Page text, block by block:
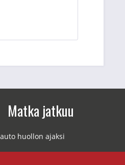
Matka jatkuu
huollon ajaksi